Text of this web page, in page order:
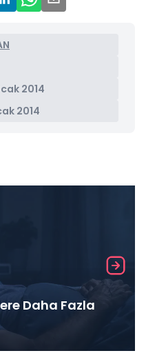
2014
2014
Daha Fazla